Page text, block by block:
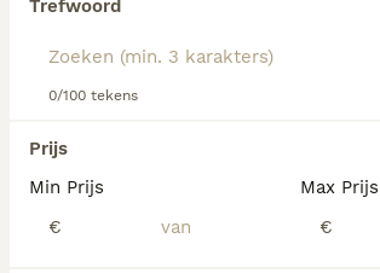
Trefwoord
0/100 tekens
Prijs
Min Prijs
€
Max Prijs
€
We hebben 0 Anatolische
Als je toekomstige resultaten wil
exacte zoekopdracht, sla dan je
vind jouw perfecte hond:
Zoekopdracht bewaren